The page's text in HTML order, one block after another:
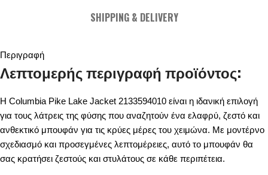
SHIPPING & DELIVERY
Περιγραφή
Λεπτομερής περιγραφή προϊόντος:
Η Columbia Pike Lake Jacket 2133594010 είναι η ιδανική επιλογή
για τους λάτρεις της φύσης που αναζητούν ένα ελαφρύ, ζεστό και
ανθεκτικό μπουφάν για τις κρύες μέρες του χειμώνα. Με μοντέρνο
σχεδιασμό και προσεγμένες λεπτομέρειες, αυτό το μπουφάν θα
σας κρατήσει ζεστούς και στυλάτους σε κάθε περιπέτεια.